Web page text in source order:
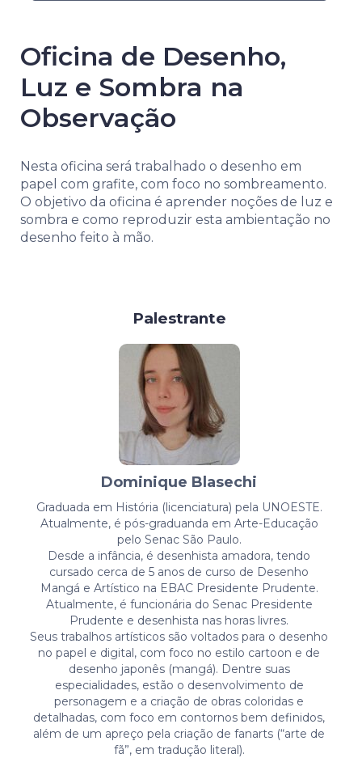
Oficina de Desenho,
Luz e Sombra na
Observação
Nesta oficina será trabalhado o desenho em
papel com grafite, com foco no sombreamento.
O objetivo da oficina é aprender noções de luz e
sombra e como reproduzir esta ambientação no
desenho feito à mão.
Palestrante
Dominique Blasechi
Graduada em História (licenciatura) pela UNOESTE.
Atualmente, é pós-graduanda em Arte-Educação
pelo Senac São Paulo.
Desde a infância, é desenhista amadora, tendo
cursado cerca de 5 anos de curso de Desenho
Mangá e Artístico na EBAC Presidente Prudente.
Atualmente, é funcionária do Senac Presidente
Prudente e desenhista nas horas livres.
Seus trabalhos artísticos são voltados para o desenho
no papel e digital, com foco no estilo cartoon e de
desenho japonês (mangá). Dentre suas
especialidades, estão o desenvolvimento de
personagem e a criação de obras coloridas e
detalhadas, com foco em contornos bem definidos,
além de um apreço pela criação de fanarts (“arte de
fã”, em tradução literal).